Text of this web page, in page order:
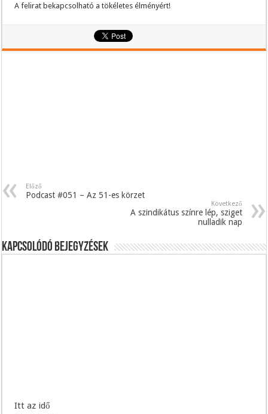
A felirat bekapcsolható a tökéletes élményért!
Előző
Podcast #051 – Az 51-es körzet
Következő
A szindikátus színre lép, sziget
nulladik nap
Kapcsolódó bejegyzések
Itt az idő